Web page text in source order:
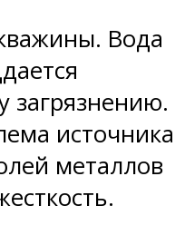
Вода
загрязнению.
источника
металлов